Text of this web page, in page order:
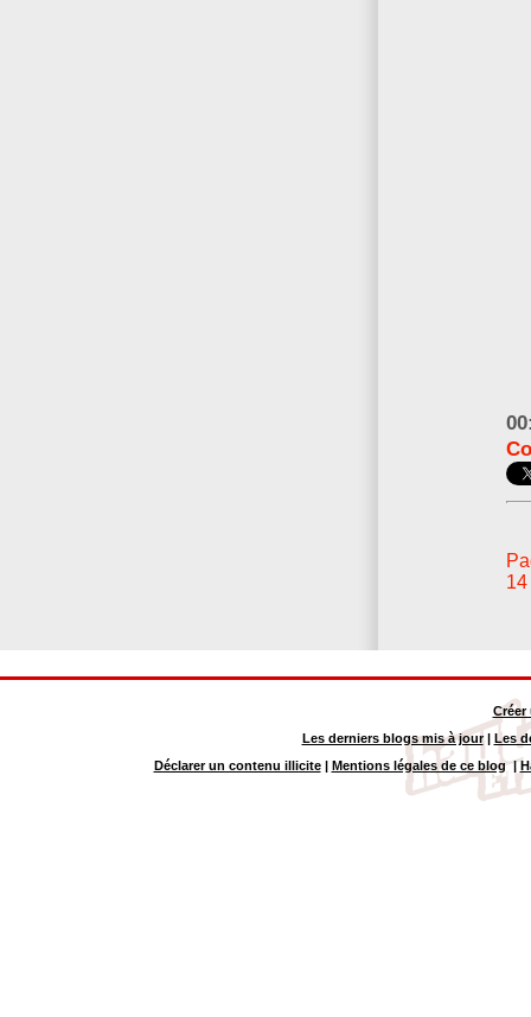
14
Créer
Les derniers blogs mis à jour|
Les
Déclarer un contenu illicite| Mentions légales de ce blog|